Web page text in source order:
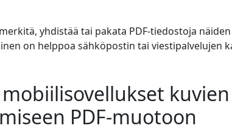
yhdistää tai pakata PDF-tiedostoja
on helppoa sähköpostin tai viestipalvelujen
kuvien
PDF-muotoon